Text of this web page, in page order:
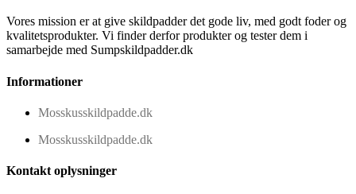
Vores mission er at give skildpadder det gode liv, med godt foder og
kvalitetsprodukter. Vi finder derfor produkter og tester dem i
samarbejde med Sumpskildpadder.dk
Informationer
Mosskusskildpadde.dk
Mosskusskildpadde.dk
Kontakt oplysninger